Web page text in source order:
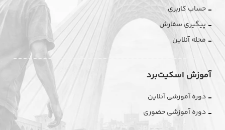
حساب کاربری
پیگیری سفارش
مجله آنلاین
آموزش اسکیت‌برد
دوره آموزشی آنلاین
دوره آموزشی حضوری